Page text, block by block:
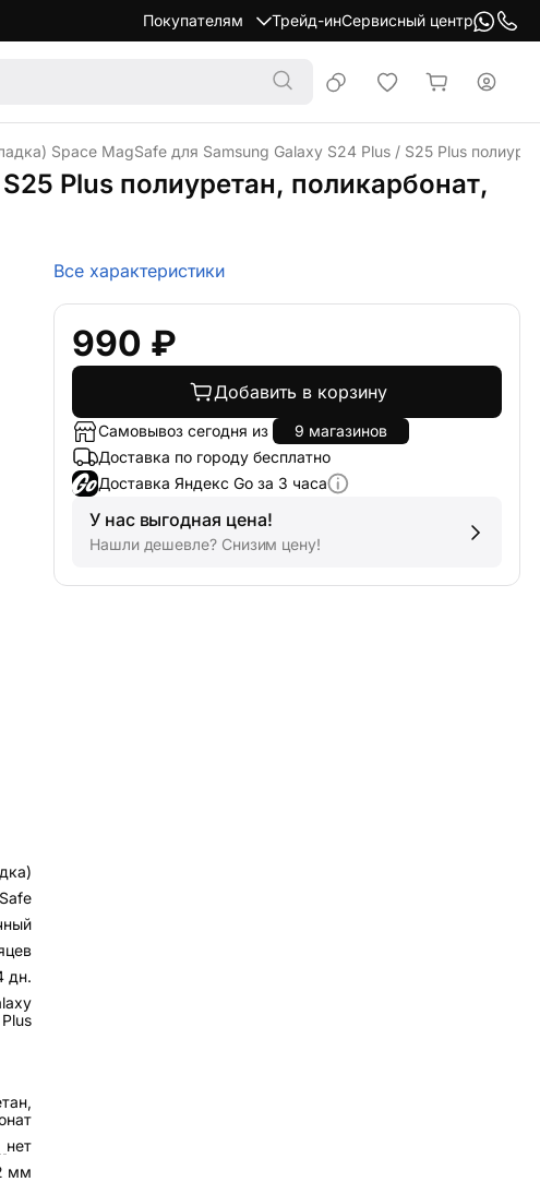
Покупателям Трейд-инСервисный центр
Space MagSafe для Samsung Galaxy S24 Plus / S25 Plus
Plus полиуретан, поликарбонат,
дн.
нет
мм
Все характеристики
990 ₽
Добавить в корзину
Самовывоз сегодня из
9 магазинов
Доставка по городу бесплатно
Доставка Яндекс Go за 3 часа
У нас выгодная цена!
Нашли дешевле? Снизим цену!